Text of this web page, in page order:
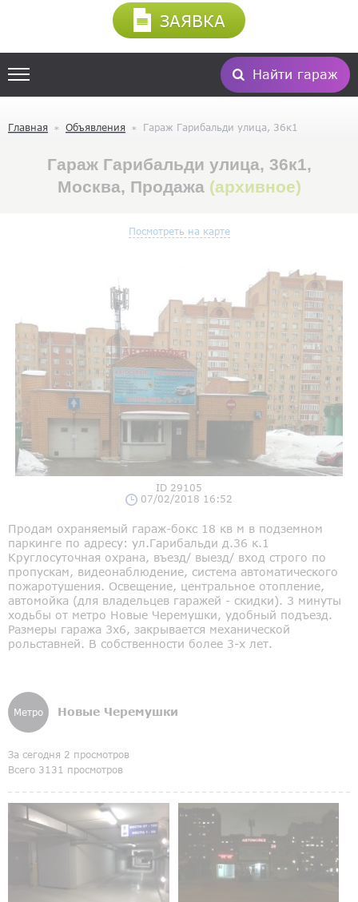
Найти гараж
ЗАЯВКА
Главная Объявления Гараж Гарибальди улица, 36к1
Гараж Гарибальди улица, 36к1,
Москва, Продажа (архивное)
Посмотреть на карте
ID 29105
07/02/2018 16:52
Продам охраняемый гараж-бокс 18 кв м в подземном
паркинге по адресу: ул.Гарибальди д.36 к.1
Круглосуточная охрана, въезд/ выезд/ вход строго по
пропускам, видеонаблюдение, система автоматического
пожаротушения. Освещение, центральное отопление,
автомойка (для владельцев гаражей - скидки). 3 минуты
ходьбы от метро Новые Черемушки, удобный подъезд.
Размеры гаража 3x6, закрывается механической
рольставней. В собственности более 3-х лет.
Метро Новые Черемушки
За сегодня 2 просмотров
Всего 3131 просмотров